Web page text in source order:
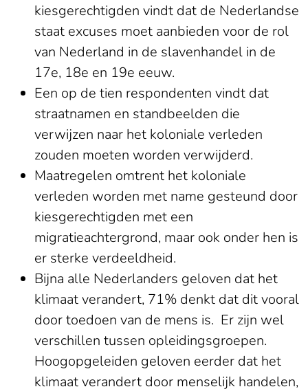
kiesgerechtigden vindt dat de Nederlandse
staat excuses moet aanbieden voor de rol
van Nederland in de slavenhandel in de
17e, 18e en 19e eeuw.
Een op de tien respondenten vindt dat
straatnamen en standbeelden die
verwijzen naar het koloniale verleden
zouden moeten worden verwijderd.
Maatregelen omtrent het koloniale
verleden worden met name gesteund door
kiesgerechtigden met een
migratieachtergrond, maar ook onder hen is
er sterke verdeeldheid.
Bijna alle Nederlanders geloven dat het
klimaat verandert, 71% denkt dat dit vooral
door toedoen van de mens is. Er zijn wel
verschillen tussen opleidingsgroepen.
Hoogopgeleiden geloven eerder dat het
klimaat verandert door menselijk handelen,